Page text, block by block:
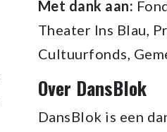
Met dank aan:
Theater Ins Blau,
Cultuurfonds,
Over DansBlok
DansBlok is een